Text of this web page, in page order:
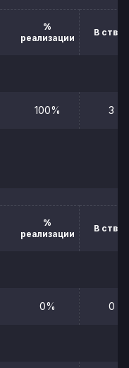
%
реализации
В створ
100% 3
%
реализации
В створ
0% 0